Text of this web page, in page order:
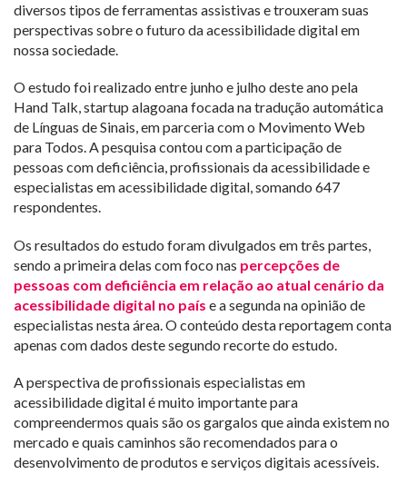
diversos tipos de ferramentas assistivas e trouxeram suas
perspectivas sobre o futuro da acessibilidade digital em
nossa sociedade.
O estudo foi realizado entre junho e julho deste ano pela
Hand Talk, startup alagoana focada na tradução automática
de Línguas de Sinais, em parceria com o Movimento Web
para Todos. A pesquisa contou com a participação de
pessoas com deficiência, profissionais da acessibilidade e
especialistas em acessibilidade digital, somando 647
respondentes.
Os resultados do estudo foram divulgados em três partes,
sendo a primeira delas com foco nas percepções de
pessoas com deficiência em relação ao atual cenário da
acessibilidade digital no país e a segunda na opinião de
especialistas nesta área. O conteúdo desta reportagem conta
apenas com dados deste segundo recorte do estudo.
A perspectiva de profissionais especialistas em
acessibilidade digital é muito importante para
compreendermos quais são os gargalos que ainda existem no
mercado e quais caminhos são recomendados para o
desenvolvimento de produtos e serviços digitais acessíveis.